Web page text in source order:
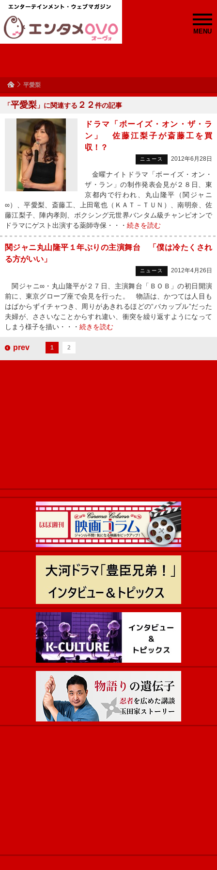
MENU
平愛梨
「平愛梨 」に関連する ２２件の記事
ドラマ「ボーイズ・オン・ザ・ラ
ン」 佐藤江梨子が斎藤工を買
収！？
ニュース 2012年6月28日
金曜ナイトドラマ「ボーイズ・オン・
ザ・ラン」の制作発表会見が２８日、東
京都内で行われ、丸山隆平（関ジャニ
∞）、平愛梨、斎藤工、上田竜也（ＫＡＴ－ＴＵＮ）、南明奈、佐
藤江梨子、陣内孝則、ボクシング元世界バンタム級チャンピオンで
ドラマにゲスト出演する薬師寺保・・・ 続きを読む
関ジャニ丸山隆平１年ぶりの主演舞台 「僕は冷たくされ
る方がいい」
ニュース 2012年4月26日
関ジャニ∞・丸山隆平が２７日、主演舞台「ＢＯＢ」の初日開演
前に、東京グローブ座で会見を行った。 物語は、かつては人目も
はばからずイチャつき、周りがあきれるほどの“バカップル”だった
夫婦が、ささいなことからすれ違い、衝突を繰り返すようになって
しまう様子を描い・・・ 続きを読む
prev 1 2